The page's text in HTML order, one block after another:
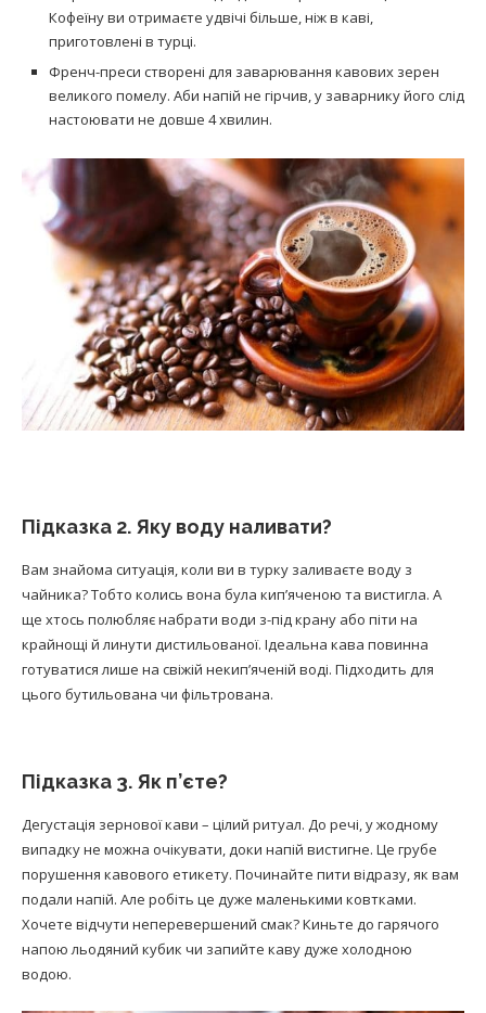
Кофеїну ви отримаєте удвічі більше, ніж в каві,
приготовлені в турці.
Френч-преси створені для заварювання кавових зерен
великого помелу. Аби напій не гірчив, у заварнику його слід
настоювати не довше 4 хвилин.
Підказка 2. Яку воду наливати?
Вам знайома ситуація, коли ви в турку заливаєте воду з
чайника? Тобто колись вона була кип’яченою та вистигла. А
ще хтось полюбляє набрати води з-під крану або піти на
крайнощі й линути дистильованої. Ідеальна кава повинна
готуватися лише на свіжій некип’яченій воді. Підходить для
цього бутильована чи фільтрована.
Підказка 3. Як п’єте?
Дегустація зернової кави – цілий ритуал. До речі, у жодному
випадку не можна очікувати, доки напій вистигне. Це грубе
порушення кавового етикету. Починайте пити відразу, як вам
подали напій. Але робіть це дуже маленькими ковтками.
Хочете відчути неперевершений смак? Киньте до гарячого
напою льодяний кубик чи запийте каву дуже холодною
водою.